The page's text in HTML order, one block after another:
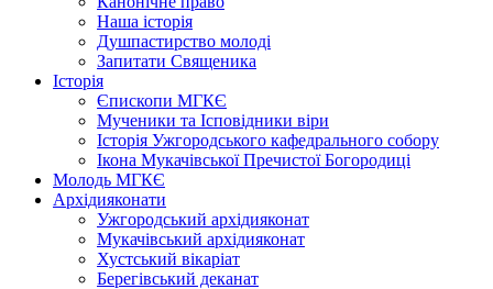
Наша історія
Душпастирство молоді
Запитати Священика
Історія
Єпископи МГКЄ
Мученики та Ісповідники віри
Історія Ужгородського кафедрального собору
Ікона Мукачівської Пречистої Богородиці
Молодь МГКЄ
Архідияконати
Ужгородський архідияконат
Мукачівський архідияконат
Хустський вікаріат
Берегівський деканат